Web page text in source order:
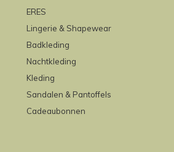
ERES
Lingerie & Shapewear
Badkleding
Nachtkleding
Kleding
Sandalen & Pantoffels
Cadeaubonnen